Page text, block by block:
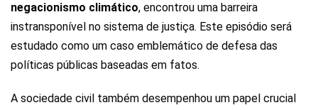
negacionismo climático, encontrou uma barreira
instransponível no sistema de justiça. Este episódio será
estudado como um caso emblemático de defesa das
políticas públicas baseadas em fatos.
A sociedade civil também desempenhou um papel crucial